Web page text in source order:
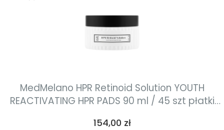
MedMelano HPR Retinoid Solution YOUTH
REACTIVATING HPR PADS 90 ml / 45 szt płatki
Cena
154,00 zł